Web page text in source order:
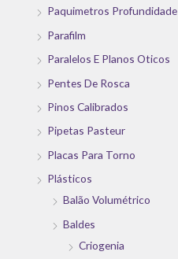
Paquimetros Profundidade
Parafilm
Paralelos E Planos Oticos
Pentes De Rosca
Pinos Calibrados
Pipetas Pasteur
Placas Para Torno
Plásticos
Balão Volumétrico
Baldes
Criogenia